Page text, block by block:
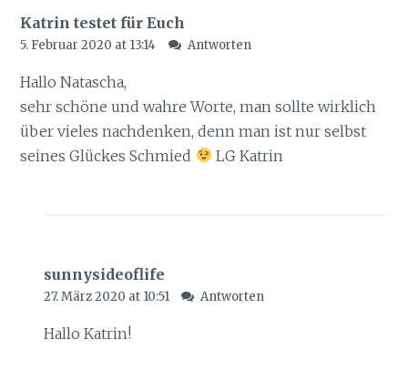
Katrin testet für Euch
5. Februar 2020 at 13:14 Antworten
Hallo Natascha,
sehr schöne und wahre Worte, man sollte wirklich
über vieles nachdenken, denn man ist nur selbst
seines Glückes Schmied
LG Katrin
sunnysideoflife
27. März 2020 at 10:51 Antworten
Hallo Katrin!